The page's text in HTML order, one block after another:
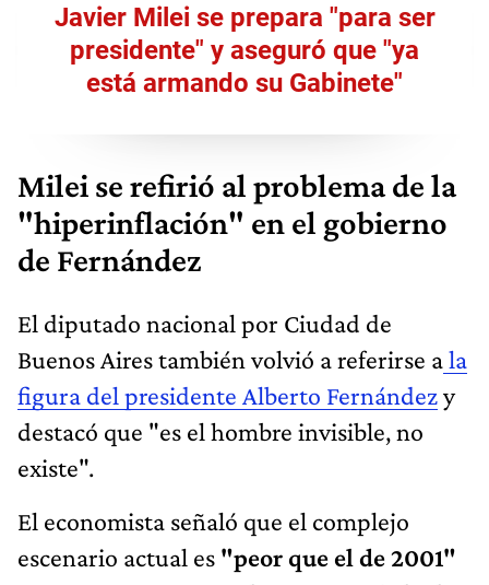
Javier Milei se prepara "para ser
presidente" y aseguró que "ya
está armando su Gabinete"
Milei se refirió al problema de la
"hiperinflación" en el gobierno
de Fernández
El diputado nacional por Ciudad de
Buenos Aires también volvió a referirse ala
figura del presidente Alberto Fernándezy
destacó que "es el hombre invisible, no
existe".
El economista señaló que el complejo
escenario actual es "peor que el de 2001"